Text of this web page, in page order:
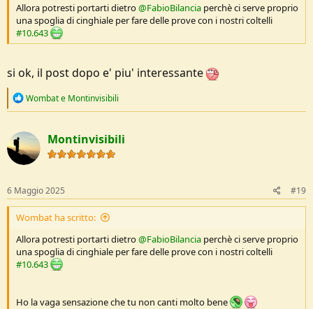
Allora potresti portarti dietro@FabioBilancia perchè ci serve proprio
una spoglia di cinghiale per fare delle prove con i nostri coltelli
#10.643
si ok, il post dopo e' piu' interessante
R
c
t
i
o
s
:
Wombate Montinvisibili
Montinvisibili
6 Maggio 2025 #19
Wombat ha scritto:
Allora potresti portarti dietro@FabioBilancia perchè ci serve proprio
una spoglia di cinghiale per fare delle prove con i nostri coltelli
#10.643
Ho la vaga sensazione che tu non canti molto bene